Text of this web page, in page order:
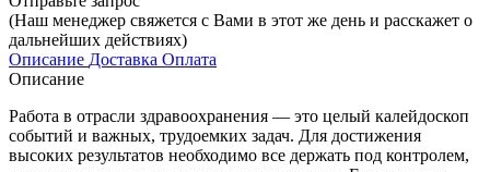
(Наш менеджер свяжется с Вами в этот же день и расскажет о
дальнейших действиях)
Описание Доставка Оплата
Описание
Работа в отрасли здравоохранения — это целый калейдоскоп
событий и важных, трудоемких задач. Для достижения
высоких результатов необходимо все держать под контролем,